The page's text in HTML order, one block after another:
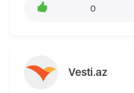
0
Vesti.az